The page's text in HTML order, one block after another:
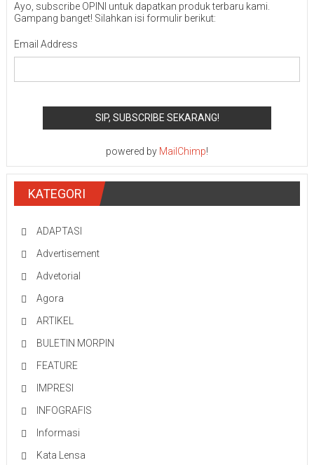
Ayo, subscribe OPINI untuk dapatkan produk terbaru kami.
Gampang banget! Silahkan isi formulir berikut:
Email Address
powered by MailChimp!
KATEGORI
ADAPTASI
Advertisement
Advetorial
Agora
ARTIKEL
BULETIN MORPIN
FEATURE
IMPRESI
INFOGRAFIS
Informasi
Kata Lensa